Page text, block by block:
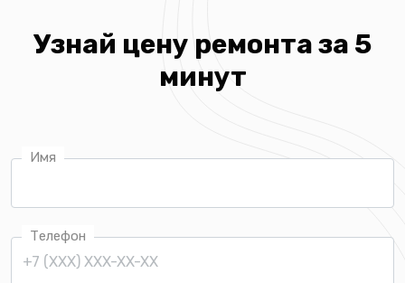
Узнай цену ремонта за 5
минут
Имя
Телефон